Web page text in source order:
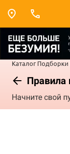
Каталог Подборки
Правила
Начните свой